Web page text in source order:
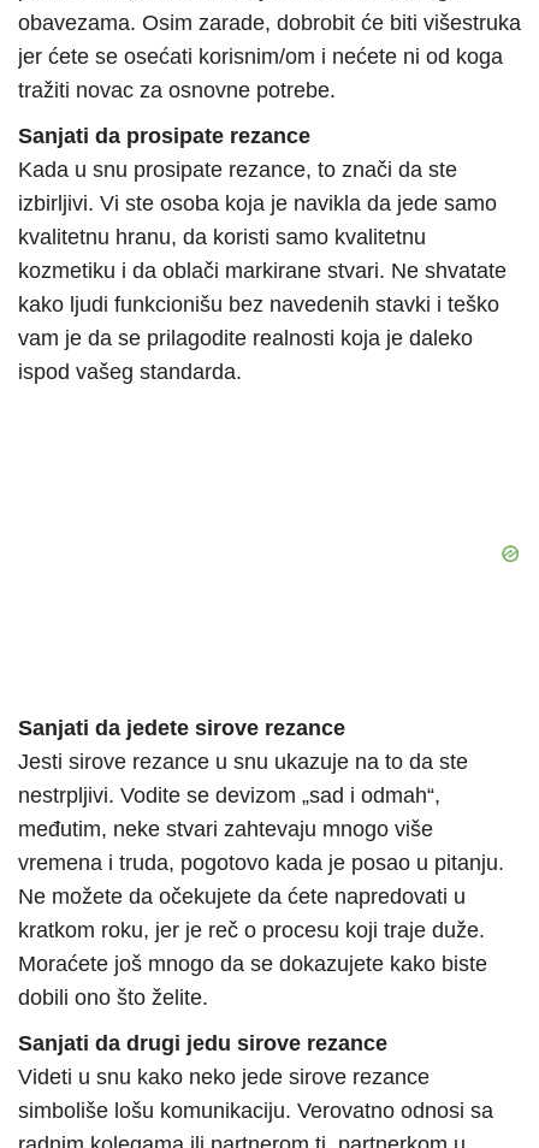
obavezama. Osim zarade, dobrobit će biti višestruka
jer ćete se osećati korisnim/om i nećete ni od koga
tražiti novac za osnovne potrebe.
Sanjati da prosipate rezance
Kada u snu prosipate rezance, to znači da ste
izbirljivi. Vi ste osoba koja je navikla da jede samo
kvalitetnu hranu, da koristi samo kvalitetnu
kozmetiku i da oblači markirane stvari. Ne shvatate
kako ljudi funkcionišu bez navedenih stavki i teško
vam je da se prilagodite realnosti koja je daleko
ispod vašeg standarda.
Sanjati da jedete sirove rezance
Jesti sirove rezance u snu ukazuje na to da ste
nestrpljivi. Vodite se devizom „sad i odmah“,
međutim, neke stvari zahtevaju mnogo više
vremena i truda, pogotovo kada je posao u pitanju.
Ne možete da očekujete da ćete napredovati u
kratkom roku, jer je reč o procesu koji traje duže.
Moraćete još mnogo da se dokazujete kako biste
dobili ono što želite.
Sanjati da drugi jedu sirove rezance
Videti u snu kako neko jede sirove rezance
simboliše lošu komunikaciju. Verovatno odnosi sa